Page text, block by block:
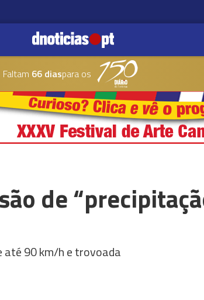
Faltam 66 diaspara os
de
até 90 km/h e trovoada